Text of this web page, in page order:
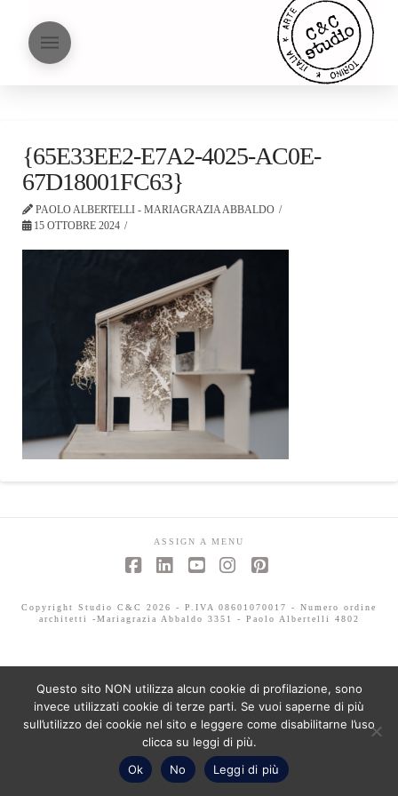
{65E33EE2-E7A2-4025-AC0E-
67D18001FC63}
PAOLO ALBERTELLI - MARIAGRAZIA ABBALDO
15 OTTOBRE 2024
ASSIGN A MENU
Copyright Studio C&C 2026 - P.IVA 08601070017 - Numero ordine
architetti -Mariagrazia Abbaldo 3351 - Paolo Albertelli 4802
Questo sito NON utilizza alcun cookie di profilazione, sono
invece utilizzati cookie di terze parti. Se vuoi saperne di più
sull’utilizzo dei cookie nel sito e leggere come disabilitarne l’uso
clicca su leggi di più.
Ok
No Leggi di più